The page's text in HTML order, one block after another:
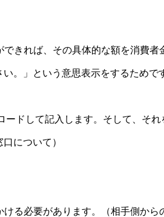
きれば、その具体的な額を消費者
。」という意思表示をするためで
ドして記入します。そして、それ
について）
る必要があります。（相手側から